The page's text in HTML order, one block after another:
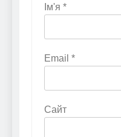
Ім'я *
Email *
Сайт